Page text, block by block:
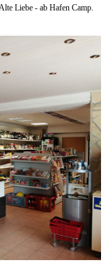
Liebe - ab Hafen Camp.